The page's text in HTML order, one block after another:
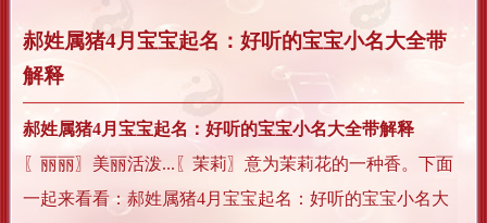
郝姓属猪4月宝宝起名：好听的宝宝小名大全带
解释
郝姓属猪4月宝宝起名：好听的宝宝小名大全带解释
〖丽丽〗美丽活泼...〖茉莉〗意为茉莉花的一种香。下面
一起来看看：郝姓属猪4月宝宝起名：好听的宝宝小名大